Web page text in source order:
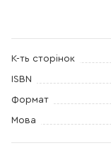
К-ть сторінок
ISBN
Формат
Мова